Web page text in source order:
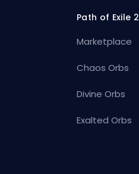
Path of Exile 2
Marketplace
Chaos Orbs
Divine Orbs
Exalted Orbs